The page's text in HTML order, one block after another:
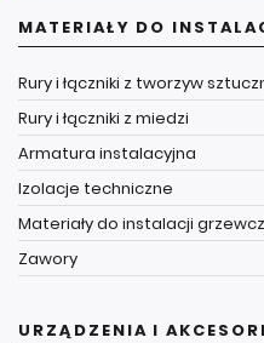
MATERIAŁY DO
Rury i łączniki z tworzyw
Rury i łączniki z miedzi
Armatura instalacyjna
Izolacje techniczne
Materiały do instalacji
Zawory
URZĄDZENIA I